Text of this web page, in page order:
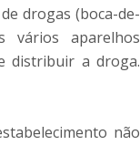
drogas (boca-de-
vários aparelhos
distribuir a droga.
não